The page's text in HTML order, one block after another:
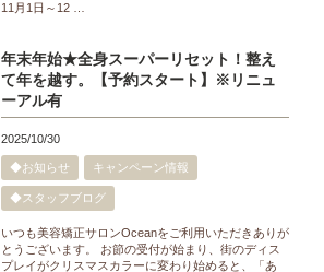
11月1日～12 …
年末年始★全身スーパーリセット！整え
て年を越す。【予約スタート】※リニュ
ーアル有
2025/10/30
◆お知らせ キャンペーン情報
◆スタッフブログ
いつも美容矯正サロンOceanをご利用いただきありが
とうございます。 お節の受付が始まり、街のディス
プレイがクリスマスカラーに変わり始めると、「あ